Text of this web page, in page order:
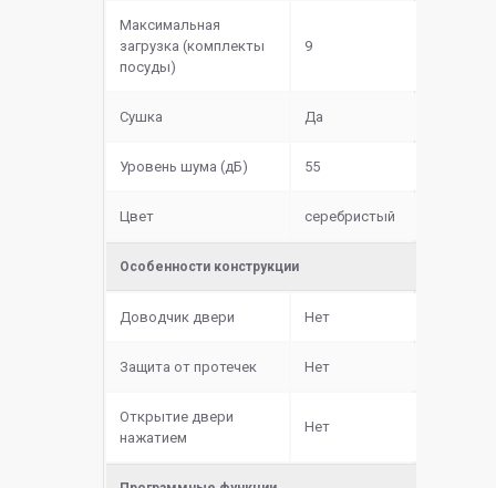
Максимальная
загрузка (комплекты
посуды)
9
Сушка Да
Уровень шума (дБ) 55
Цвет серебристый
Особенности конструкции
Доводчик двери Нет
Защита от протечек Нет
Открытие двери
нажатием
Нет